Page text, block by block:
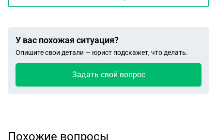
У вас похожая ситуация?
Опишите свои детали — юрист подскажет, что делать.
Задать свой вопрос
Похожие вопросы